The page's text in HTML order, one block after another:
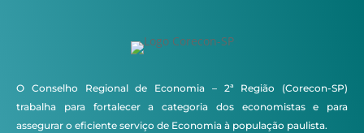
O Conselho Regional de Economia – 2ª Região (Corecon-SP)
trabalha para fortalecer a categoria dos economistas e para
assegurar o eficiente serviço de Economia à população paulista.